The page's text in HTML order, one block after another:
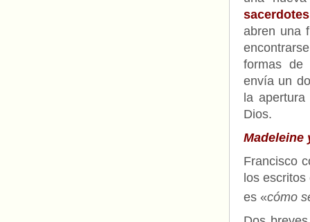
abren una
formas de
envía un
la
Dios.
Madeleine
Francisco
los
es «cómo